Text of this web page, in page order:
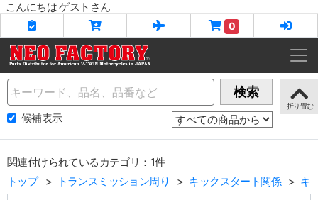
こんにちは ゲストさん
0
Name 検索
候補表示
関連付けられているカテゴリ：1件
トップ
トランスミッション周り キックスタート関係 キ